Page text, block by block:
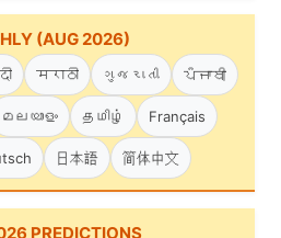
(AUG 2026)
मराठी ગુજરાતી ਪੰਜਾਬੀ
മലയാളം தமிழ் Français
日本語 简体中文
PREDICTIONS